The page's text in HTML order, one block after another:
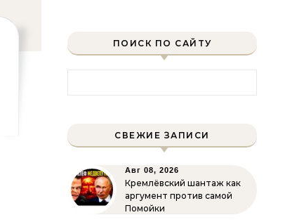
ПОИСК ПО САЙТУ
СВЕЖИЕ ЗАПИСИ
Авг 08, 2026
Кремлёвский шантаж как
аргумент против самой
Помойки